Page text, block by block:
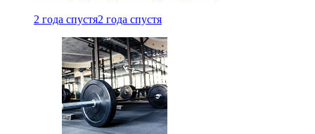
2 года спустя2 года спустя